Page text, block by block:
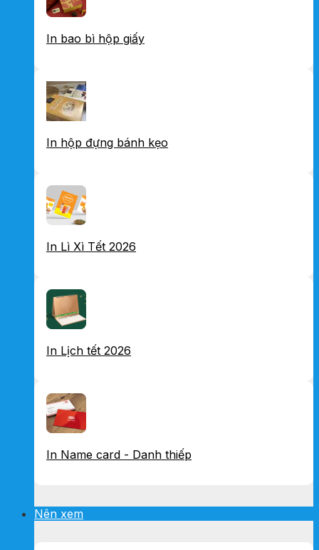
In bao bì hộp giấy
In hộp đựng bánh kẹo
In Lì Xì Tết 2026
In Lịch tết 2026
In Name card - Danh thiếp
Nên xem